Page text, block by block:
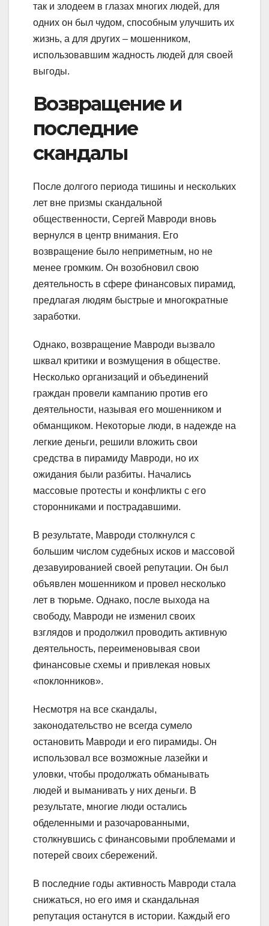
так и злодеем в глазах многих людей, для
одних он был чудом, способным улучшить их
жизнь, а для других – мошенником,
использовавшим жадность людей для своей
выгоды.
Возвращение и
последние
скандалы
После долгого периода тишины и нескольких
лет вне призмы скандальной
общественности, Сергей Мавроди вновь
вернулся в центр внимания. Его
возвращение было неприметным, но не
менее громким. Он возобновил свою
деятельность в сфере финансовых пирамид,
предлагая людям быстрые и многократные
заработки.
Однако, возвращение Мавроди вызвало
шквал критики и возмущения в обществе.
Несколько организаций и объединений
граждан провели кампанию против его
деятельности, называя его мошенником и
обманщиком. Некоторые люди, в надежде на
легкие деньги, решили вложить свои
средства в пирамиду Мавроди, но их
ожидания были разбиты. Начались
массовые протесты и конфликты с его
сторонниками и пострадавшими.
В результате, Мавроди столкнулся с
большим числом судебных исков и массовой
дезавуированией своей репутации. Он был
объявлен мошенником и провел несколько
лет в тюрьме. Однако, после выхода на
свободу, Мавроди не изменил своих
взглядов и продолжил проводить активную
деятельность, переименовывая свои
финансовые схемы и привлекая новых
«поклонников».
Несмотря на все скандалы,
законодательство не всегда сумело
остановить Мавроди и его пирамиды. Он
использовал все возможные лазейки и
уловки, чтобы продолжать обманывать
людей и выманивать у них деньги. В
результате, многие люди остались
обделенными и разочарованными,
столкнувшись с финансовыми проблемами и
потерей своих сбережений.
В последние годы активность Мавроди стала
снижаться, но его имя и скандальная
репутация останутся в истории. Каждый его